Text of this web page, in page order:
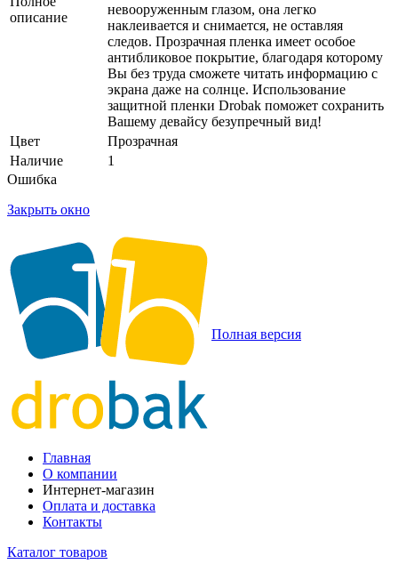
описание
невооруженным глазом, она легко
наклеивается и снимается, не оставляя
следов. Прозрачная пленка имеет особое
антибликовое покрытие, благодаря которому
Вы без труда сможете читать информацию с
экрана даже на солнце. Использование
защитной пленки Drobak поможет сохранить
Вашему девайсу безупречный вид!
Цвет
Прозрачная
Наличие
1
Ошибка
Закрыть окно
Полная версия
Главная
О компании
Интернет-магазин
Оплата и доставка
Контакты
Каталог товаров